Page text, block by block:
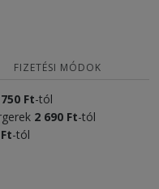
FIZETÉSI MÓDOK
750 Ft-tól
2 690 Ft-tól
-tól